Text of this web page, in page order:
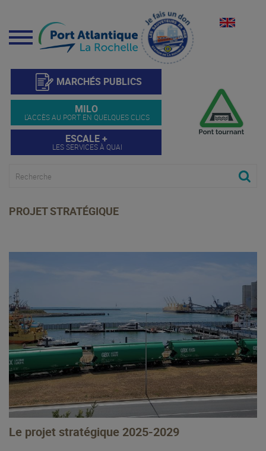
Menu
MARCHÉS PUBLICS
MILO
L'ACCÈS AU PORT EN QUELQUES CLICS
ESCALE +
LES SERVICES À QUAI
PROJET STRATÉGIQUE
Le projet stratégique 2025-2029